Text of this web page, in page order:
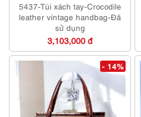
5437-Túi xách tay-Crocodile
leather vintage handbag-Đã
sử dụng
3,103,000 đ
- 14%